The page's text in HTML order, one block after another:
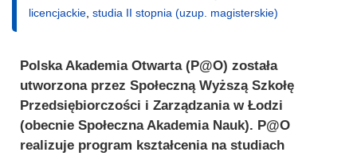
licencjackie studia II stopnia (uzup. magisterskie)
Polska Akademia Otwarta (P@O) została
utworzona przez Społeczną Wyższą Szkołę
Przedsiębiorczości i Zarządzania w Łodzi
(obecnie Społeczna Akademia Nauk). P@O
realizuje program kształcenia na studiach